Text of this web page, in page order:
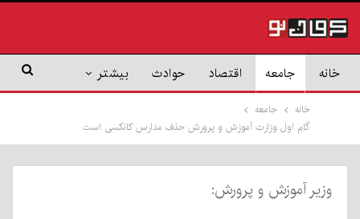
خانه جامعه اقتصاد حوادث بیشتر
خانه
جامعه
گام اول وزارت آموزش و پرورش حذف مدارس کانکسی است
وزیر آموزش و پرورش: